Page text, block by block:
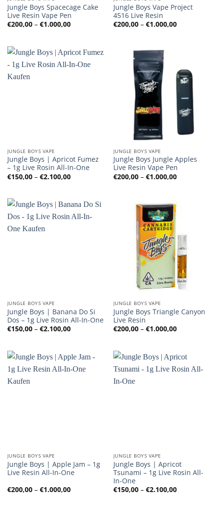
Jungle Boys Spacecage Cake
Live Resin Vape Pen
€200,00 – €1.000,00Preisspanne:
€200,00
Jungle Boys Vape Project
4516 Live Resin
€200,00 – €1.000,00
€200,00
JUNGLE BOYS VAPE
Jungle Boys | Apricot Fumez
– 1g Live Rosin All-In-One
€150,00 – €2.100,00Preisspanne:
€150,00
JUNGLE BOYS VAPE
Jungle Boys Jungle Apples
Live Resin Vape Pen
€200,00 – €1.000,00
€200,00
JUNGLE BOYS VAPE
Jungle Boys | Banana Do Si
Dos – 1g Live Rosin All-In-One
€150,00 – €2.100,00Preisspanne:
JUNGLE BOYS VAPE
Jungle Boys Triangle Canyon
Live Resin
€200,00 – €1.000,00
JUNGLE BOYS VAPE
Jungle Boys | Apple Jam – 1g
Live Resin All-In-One
€200,00 – €1.000,00Preisspanne:
€200,00
JUNGLE BOYS VAPE
Jungle Boys | Apricot
Tsunami – 1g Live Rosin All-
In-One
€150,00 – €2.100,00
€150,00